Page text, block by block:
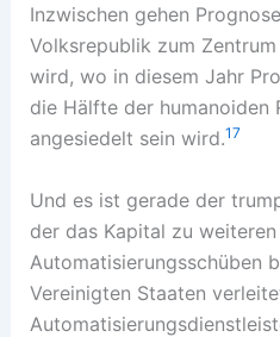
Inzwischen gehen
Volksrepublik zum
wird, wo in diesem Jahr
die Hälfte der humanoiden
angesiedelt sein wird.17
Und es ist gerade der
der das Kapital zu weiteren
Automatisierungsschüben
Vereinigten Staaten